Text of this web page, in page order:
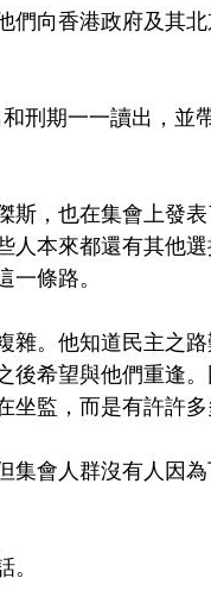
們向香港政府及其
刑期一一讀出，並
斯，也在集會上發
人本來都還有其他
條路。
雜。他知道民主之
後希望與他們重逢
監，而是有許許多
集會人群沒有人因